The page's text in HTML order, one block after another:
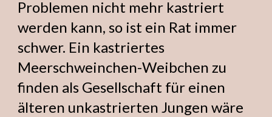
Problemen nicht mehr kastriert
werden kann, so ist ein Rat immer
schwer. Ein kastriertes
Meerschweinchen-Weibchen zu
finden als Gesellschaft für einen
älteren unkastrierten Jungen wäre